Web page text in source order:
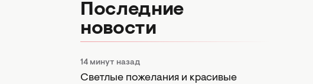
Последние
новости
14 минут назад
Светлые пожелания и красивые